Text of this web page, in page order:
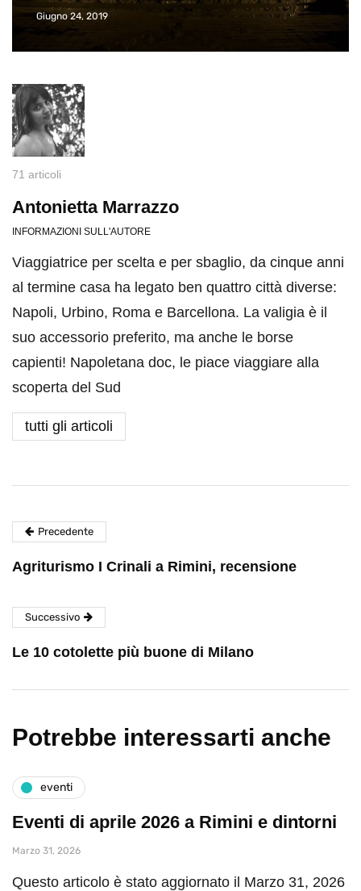
Giugno 24, 2019
71 articoli
Antonietta Marrazzo
INFORMAZIONI SULL'AUTORE
Viaggiatrice per scelta e per sbaglio, da cinque anni
al termine casa ha legato ben quattro città diverse:
Napoli, Urbino, Roma e Barcellona. La valigia è il
suo accessorio preferito, ma anche le borse
capienti! Napoletana doc, le piace viaggiare alla
scoperta del Sud
tutti gli articoli
Precedente
Agriturismo I Crinali a Rimini, recensione
Successivo
Le 10 cotolette più buone di Milano
Potrebbe interessarti anche
eventi
Eventi di aprile 2026 a Rimini e dintorni
Marzo 31, 2026
Questo articolo è stato aggiornato il Marzo 31, 2026